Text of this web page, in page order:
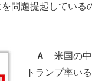
問題提起している
Ａ
米国の中
トランプ率い